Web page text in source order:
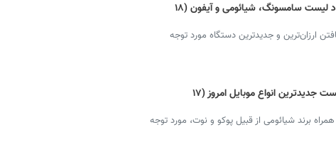
گوشی‌ جدید امروز + قیمت و دانلود لیست سامسونگ، شیائومی و آیفون (۱۸
ارزان‌ترین و جدیدترین دستگاه مورد توجه
قیمت گوشی‌ شیائومی + دانلود لیست جدیدترین انواع موبایل امروز (۱۷
برند شیائومی از قبیل پوکو و نوت، مورد توجه